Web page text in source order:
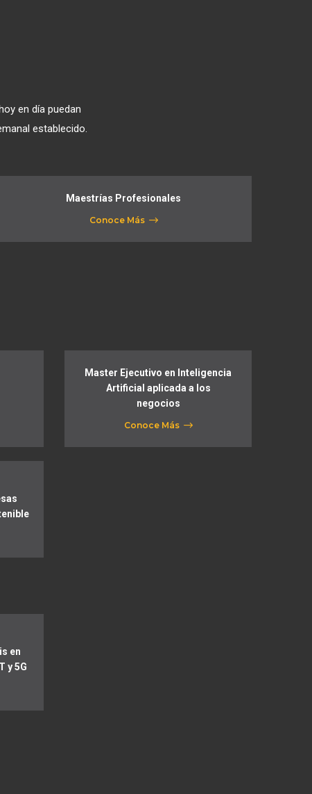
en día puedan
establecido.
Maestrías Profesionales
Conoce Más
Master Ejecutivo en Inteligencia
Artificial aplicada a los
negocios
Conoce Más
en
y 5G